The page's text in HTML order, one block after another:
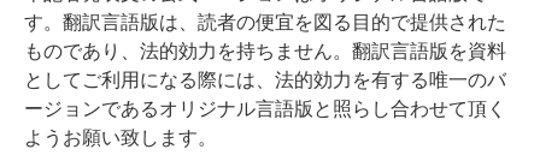
す。翻訳言語版は、読者の便宜を図る目的で提供された
ものであり、法的効力を持ちません。翻訳言語版を資料
としてご利用になる際には、法的効力を有する唯一のバ
ージョンであるオリジナル言語版と照らし合わせて頂く
ようお願い致します。